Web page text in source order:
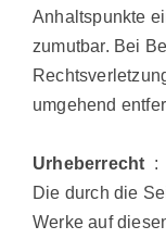
Anhaltspunkte
zumutbar. Bei
umgehend
Urheberrecht :
Die durch die
Werke auf